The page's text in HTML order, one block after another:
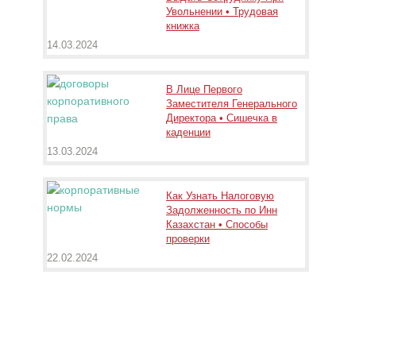
Увольнении • Трудовая
книжка
14.03.2024
В Лице Первого
Заместителя Генерального
Директора • Сишечка в
каденции
13.03.2024
Как Узнать Налоговую
Задолженность по Инн
Казахстан • Способы
проверки
22.02.2024